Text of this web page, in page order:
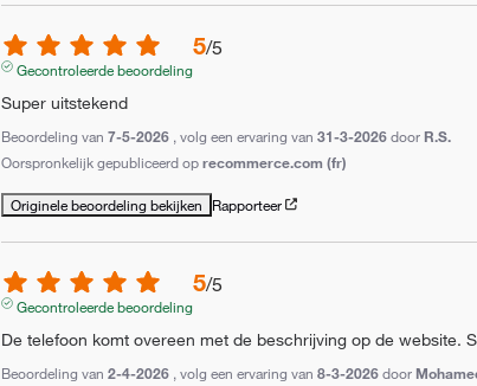
5/5
Gecontroleerde beoordeling
Super uitstekend
Beoordeling van7-5-2026 , volg een ervaring van31-3-2026 door R.S.
Oorspronkelijk gepubliceerd oprecommerce.com (fr)
Originele beoordeling bekijken Rapporteer
5/5
Gecontroleerde beoordeling
De telefoon komt overeen met de beschrijving op de website.
Beoordeling van2-4-2026 , volg een ervaring van8-3-2026 door